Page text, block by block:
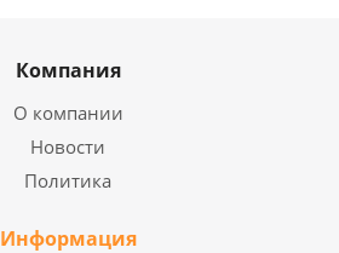
Компания
О компании
Новости
Политика
Информация